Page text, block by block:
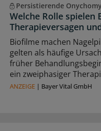
Persistierende
Welche Rolle spielen
Therapieversagen
Biofilme machen
gelten als häufige
früher
ein zweiphasiger
ANZEIGE | Bayer Vital GmbH